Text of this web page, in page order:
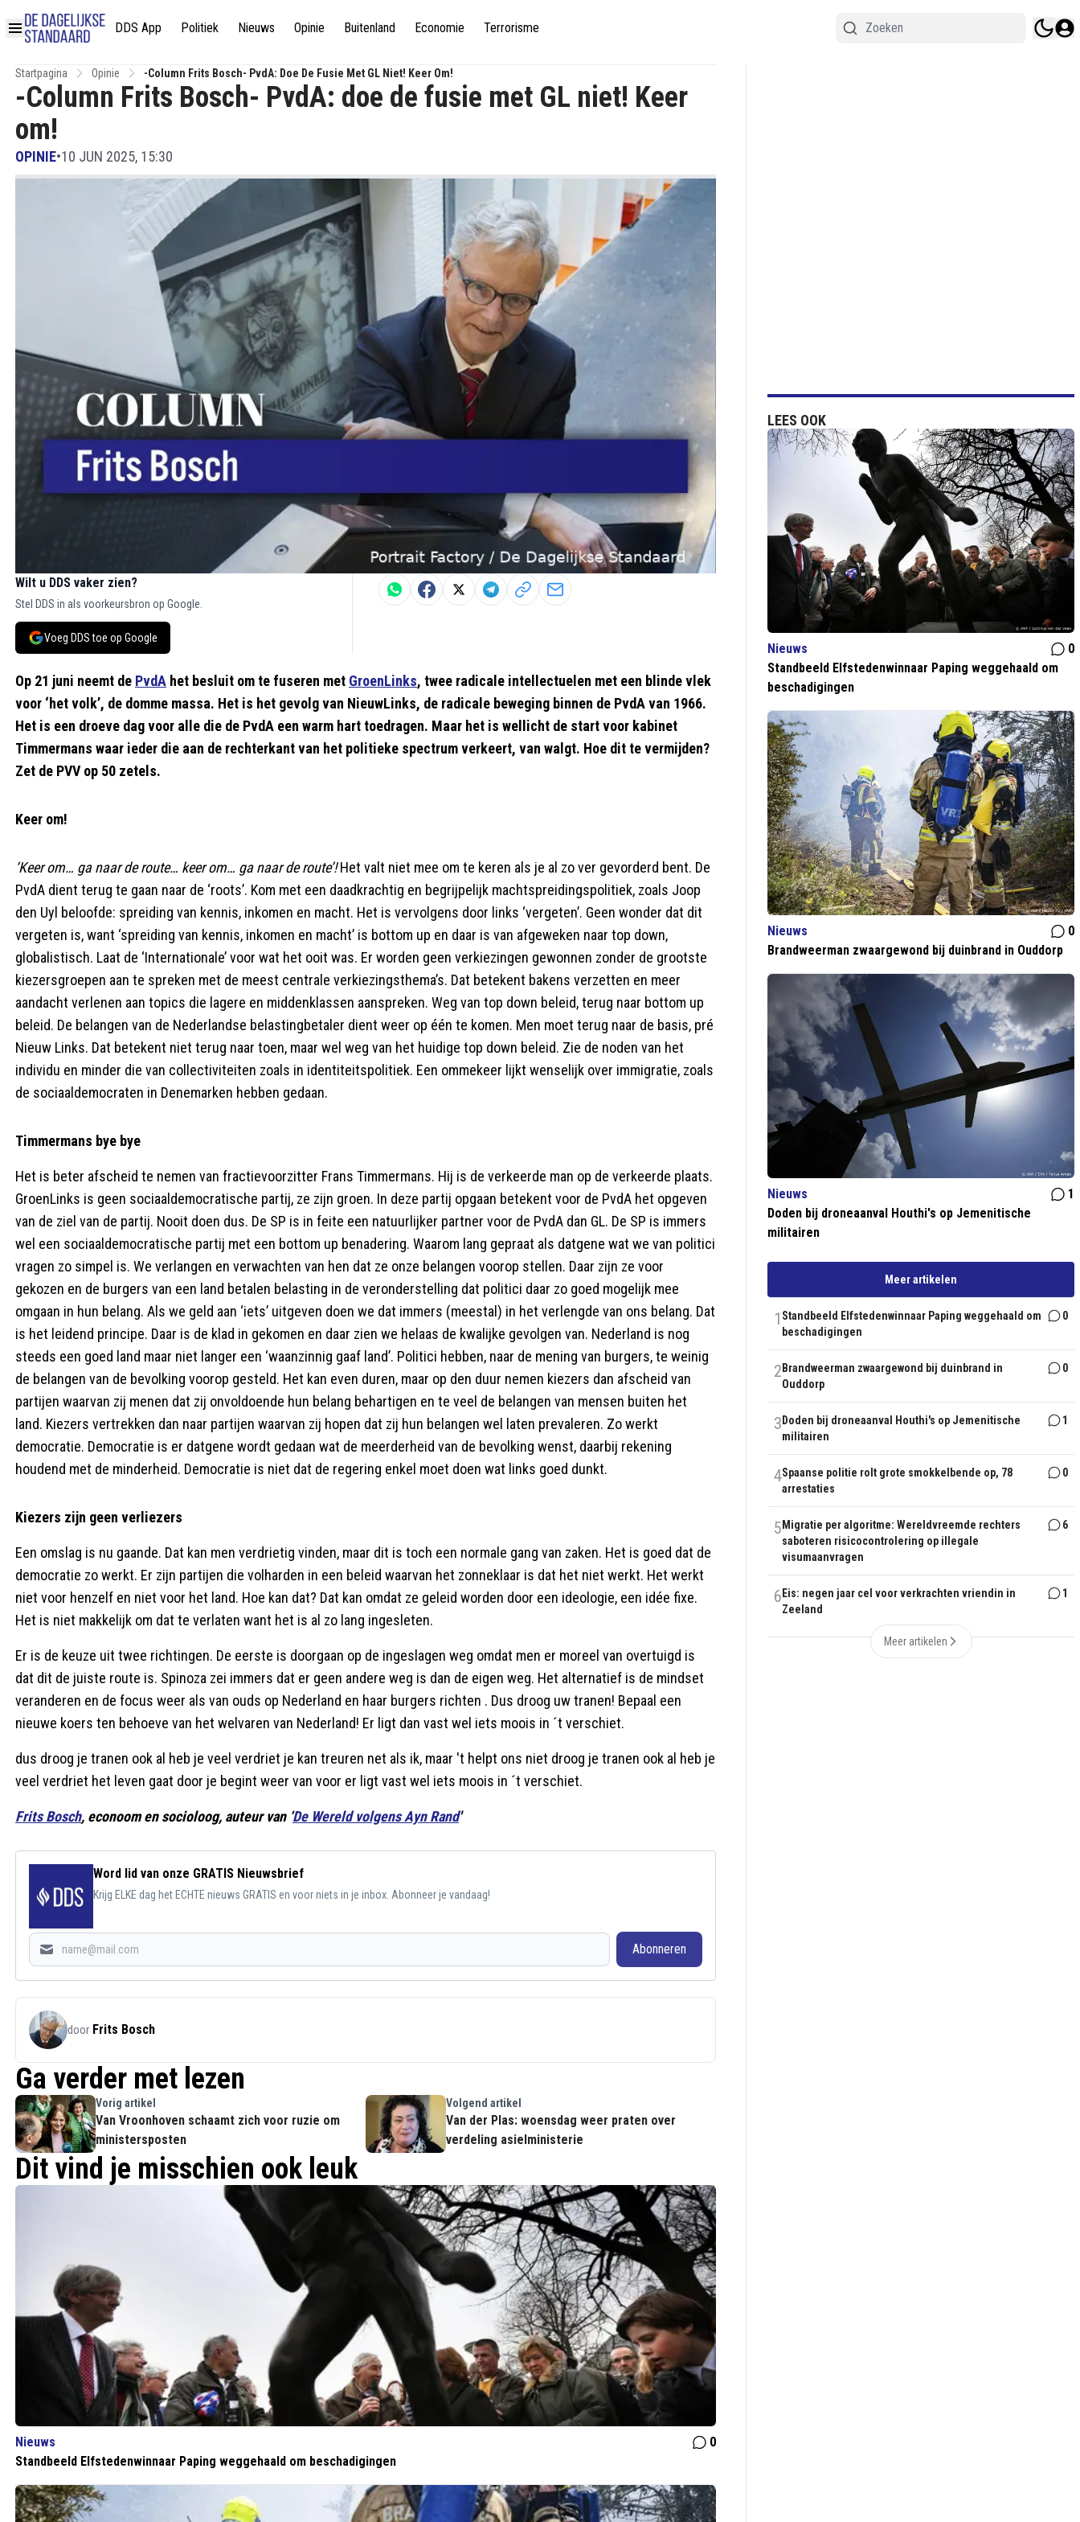
DDS App Politiek Nieuws Opinie Buitenland Economie Terrorisme
Startpagina Opinie -Column Frits Bosch- PvdA: Doe De Fusie Met GL Niet! Keer Om!
-Column Frits Bosch- PvdA: doe de fusie met GL niet! Keer
om!
OPINIE•10 JUN 2025, 15:30
Wilt u DDS vaker zien?
Stel DDS in als voorkeursbron op Google.
Voeg DDS toe op Google
Op 21 juni neemt de PvdA het besluit om te fuseren met GroenLinks, twee radicale intellectuelen met een blinde vlek
voor ‘het volk’, de domme massa. Het is het gevolg van NieuwLinks, de radicale beweging binnen de PvdA van 1966.
Het is een droeve dag voor alle die de PvdA een warm hart toedragen. Maar het is wellicht de start voor kabinet
Timmermans waar ieder die aan de rechterkant van het politieke spectrum verkeert, van walgt. Hoe dit te vermijden?
Zet de PVV op 50 zetels.
Keer om!
‘Keer om… ga naar de route… keer om… ga naar de route’!Het valt niet mee om te keren als je al zo ver gevorderd bent. De
PvdA dient terug te gaan naar de ‘roots’. Kom met een daadkrachtig en begrijpelijk machtspreidingspolitiek, zoals Joop
den Uyl beloofde: spreiding van kennis, inkomen en macht. Het is vervolgens door links ‘vergeten’. Geen wonder dat dit
vergeten is, want ‘spreiding van kennis, inkomen en macht’ is bottom up en daar is van afgeweken naar top down,
globalistisch. Laat de ‘Internationale’ voor wat het ooit was. Er worden geen verkiezingen gewonnen zonder de grootste
kiezersgroepen aan te spreken met de meest centrale verkiezingsthema’s. Dat betekent bakens verzetten en meer
aandacht verlenen aan topics die lagere en middenklassen aanspreken. Weg van top down beleid, terug naar bottom up
beleid. De belangen van de Nederlandse belastingbetaler dient weer op één te komen. Men moet terug naar de basis, pré
Nieuw Links. Dat betekent niet terug naar toen, maar wel weg van het huidige top down beleid. Zie de noden van het
individu en minder die van collectiviteiten zoals in identiteitspolitiek. Een ommekeer lijkt wenselijk over immigratie, zoals
de sociaaldemocraten in Denemarken hebben gedaan.
Timmermans bye bye
Het is beter afscheid te nemen van fractievoorzitter Frans Timmermans. Hij is de verkeerde man op de verkeerde plaats.
GroenLinks is geen sociaaldemocratische partij, ze zijn groen. In deze partij opgaan betekent voor de PvdA het opgeven
van de ziel van de partij. Nooit doen dus. De SP is in feite een natuurlijker partner voor de PvdA dan GL. De SP is immers
wel een sociaaldemocratische partij met een bottom up benadering. Waarom lang gepraat als datgene wat we van politici
vragen zo simpel is. We verlangen en verwachten van hen dat ze onze belangen voorop stellen. Daar zijn ze voor
gekozen en de burgers van een land betalen belasting in de veronderstelling dat politici daar zo goed mogelijk mee
omgaan in hun belang. Als we geld aan ‘iets’ uitgeven doen we dat immers (meestal) in het verlengde van ons belang. Dat
is het leidend principe. Daar is de klad in gekomen en daar zien we helaas de kwalijke gevolgen van. Nederland is nog
steeds een goed land maar niet langer een ‘waanzinnig gaaf land’. Politici hebben, naar de mening van burgers, te weinig
de belangen van de bevolking voorop gesteld. Het kan even duren, maar op den duur nemen kiezers dan afscheid van
partijen waarvan zij menen dat zij onvoldoende hun belang behartigen en te veel de belangen van mensen buiten het
land. Kiezers vertrekken dan naar partijen waarvan zij hopen dat zij hun belangen wel laten prevaleren. Zo werkt
democratie. Democratie is er datgene wordt gedaan wat de meerderheid van de bevolking wenst, daarbij rekening
houdend met de minderheid. Democratie is niet dat de regering enkel moet doen wat links goed dunkt.
Kiezers zijn geen verliezers
Een omslag is nu gaande. Dat kan men verdrietig vinden, maar dit is toch een normale gang van zaken. Het is goed dat de
democratie zo werkt. Er zijn partijen die volharden in een beleid waarvan het zonneklaar is dat het niet werkt. Het werkt
niet voor henzelf en niet voor het land. Hoe kan dat? Dat kan omdat ze geleid worden door een ideologie, een idée fixe.
Het is niet makkelijk om dat te verlaten want het is al zo lang ingesleten.
Er is de keuze uit twee richtingen. De eerste is doorgaan op de ingeslagen weg omdat men er moreel van overtuigd is
dat dit de juiste route is. Spinoza zei immers dat er geen andere weg is dan de eigen weg. Het alternatief is de mindset
veranderen en de focus weer als van ouds op Nederland en haar burgers richten . Dus droog uw tranen! Bepaal een
nieuwe koers ten behoeve van het welvaren van Nederland! Er ligt dan vast wel iets moois in ´t verschiet.
dus droog je tranen ook al heb je veel verdriet je kan treuren net als ik, maar 't helpt ons niet droog je tranen ook al heb je
veel verdriet het leven gaat door je begint weer van voor er ligt vast wel iets moois in ´t verschiet.
Frits Bosch, econoom en socioloog, auteur van ‘De Wereld volgens Ayn Rand'
Word lid van onze GRATIS Nieuwsbrief
Krijg ELKE dag het ECHTE nieuws GRATIS en voor niets in je inbox. Abonneer je vandaag!
Abonneren
door Frits Bosch
Ga verder met lezen
Vorig artikel
Van Vroonhoven schaamt zich voor ruzie om
ministersposten
Volgend artikel
Van der Plas: woensdag weer praten over
verdeling asielministerie
Dit vind je misschien ook leuk
Nieuws
0
Standbeeld Elfstedenwinnaar Paping weggehaald om beschadigingen
LEES OOK
Nieuws
0
Standbeeld Elfstedenwinnaar Paping weggehaald om
beschadigingen
Nieuws
0
Brandweerman zwaargewond bij duinbrand in Ouddorp
Nieuws
1
Doden bij droneaanval Houthi's op Jemenitische
militairen
Meer artikelen
1 Standbeeld Elfstedenwinnaar Paping weggehaald om
beschadigingen
0
2 Brandweerman zwaargewond bij duinbrand in
Ouddorp
0
3 Doden bij droneaanval Houthi's op Jemenitische
militairen
1
4Spaanse politie rolt grote smokkelbende op, 78
arrestaties
0
5 Migratie per algoritme: Wereldvreemde rechters
saboteren risicocontrolering op illegale
visumaanvragen
6
6 Eis: negen jaar cel voor verkrachten vriendin in
Zeeland
1
Meer artikelen